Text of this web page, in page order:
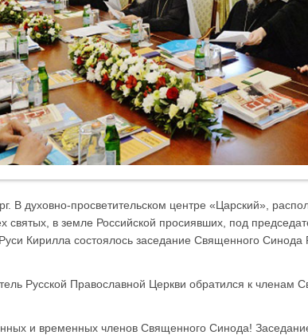
В духовно-просветительском центре «Царский»,
святых, в земле Российской просиявших, под
Кирилла состоялось заседание Священного Синода
Русской Православной Церкви обратился к членам
и временных членов Священного Синода!